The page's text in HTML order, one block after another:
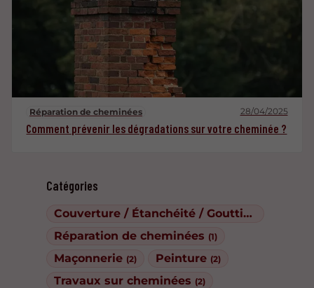
Catégories
Couverture / Étanchéité / Gouttières
Réparation de cheminées (1)
Maçonnerie (2) Peinture (2)
Travaux sur cheminées (2)
Réparation de cheminées 28/04/2025
Comment prévenir les dégradations sur votre cheminée ?